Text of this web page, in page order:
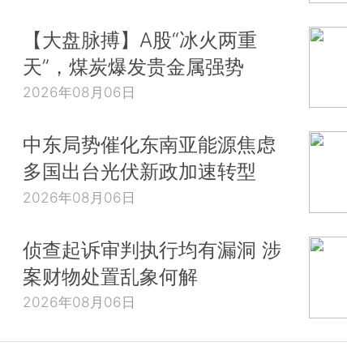
【大盘脉搏】A股“冰火两重
天”，煤炭爆发贵金属强势
2026年08月06日
中东局势催化东南亚能源焦虑
多国出台光伏新政加速转型
2026年08月06日
侦查起诉审判执行均有漏洞 涉
案财物处置乱象何解
2026年08月06日